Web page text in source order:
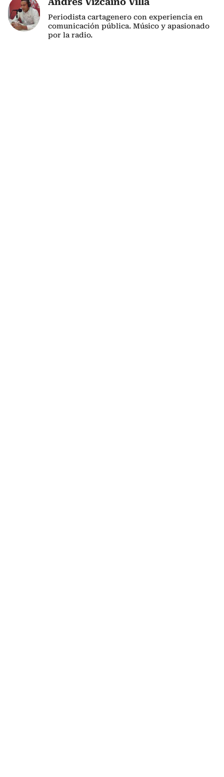
Periodista cartagenero con experiencia en
comunicación pública. Músico y apasionado
por la radio.